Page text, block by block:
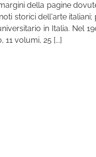
della pagine
storici dell'arte
in Italia. Nel
11 volumi, 25 [...]